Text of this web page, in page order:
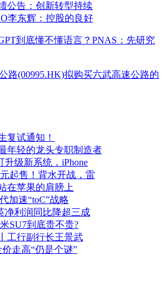
公告：创新转型持续
李东辉：控股的良好
到底懂不懂语言？PNAS：先研究
路(00995.HK)拟购买六武高速公路的
复试通知！
年轻的龙头专职制造者
升级新系统，iPhone
起售！背水开战，雷
在苹果的肩膀上
加速“toC”战略
净利润同比降超三成
SU7到底贵不贵?
工行副行长王景武
走高“仍是个谜”